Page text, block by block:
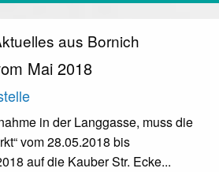
aus Bornich
Mai 2018
in der Langgasse, muss die
vom 28.05.2018 bis
auf die Kauber Str. Ecke...